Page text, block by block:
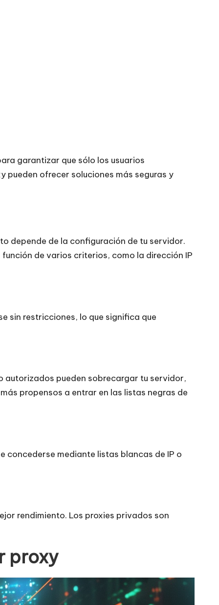
garantizar que sólo los usuarios
pueden ofrecer soluciones más seguras y
depende de la configuración de tu servidor.
de varios criterios, como la dirección IP
sin restricciones, lo que significa que
autorizados pueden sobrecargar tu servidor,
propensos a entrar en las listas negras de
concederse mediante listas blancas de IP o
rendimiento. Los proxies privados son
proxy